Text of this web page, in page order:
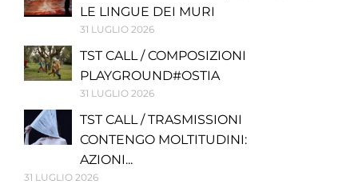
LE LINGUE DEI MURI
31 LUGLIO 2026
TST CALL / COMPOSIZIONI
PLAYGROUND#OSTIA
31 LUGLIO 2026
TST CALL / TRASMISSIONI
CONTENGO MOLTITUDINI:
AZIONI...
31 LUGLIO 2026